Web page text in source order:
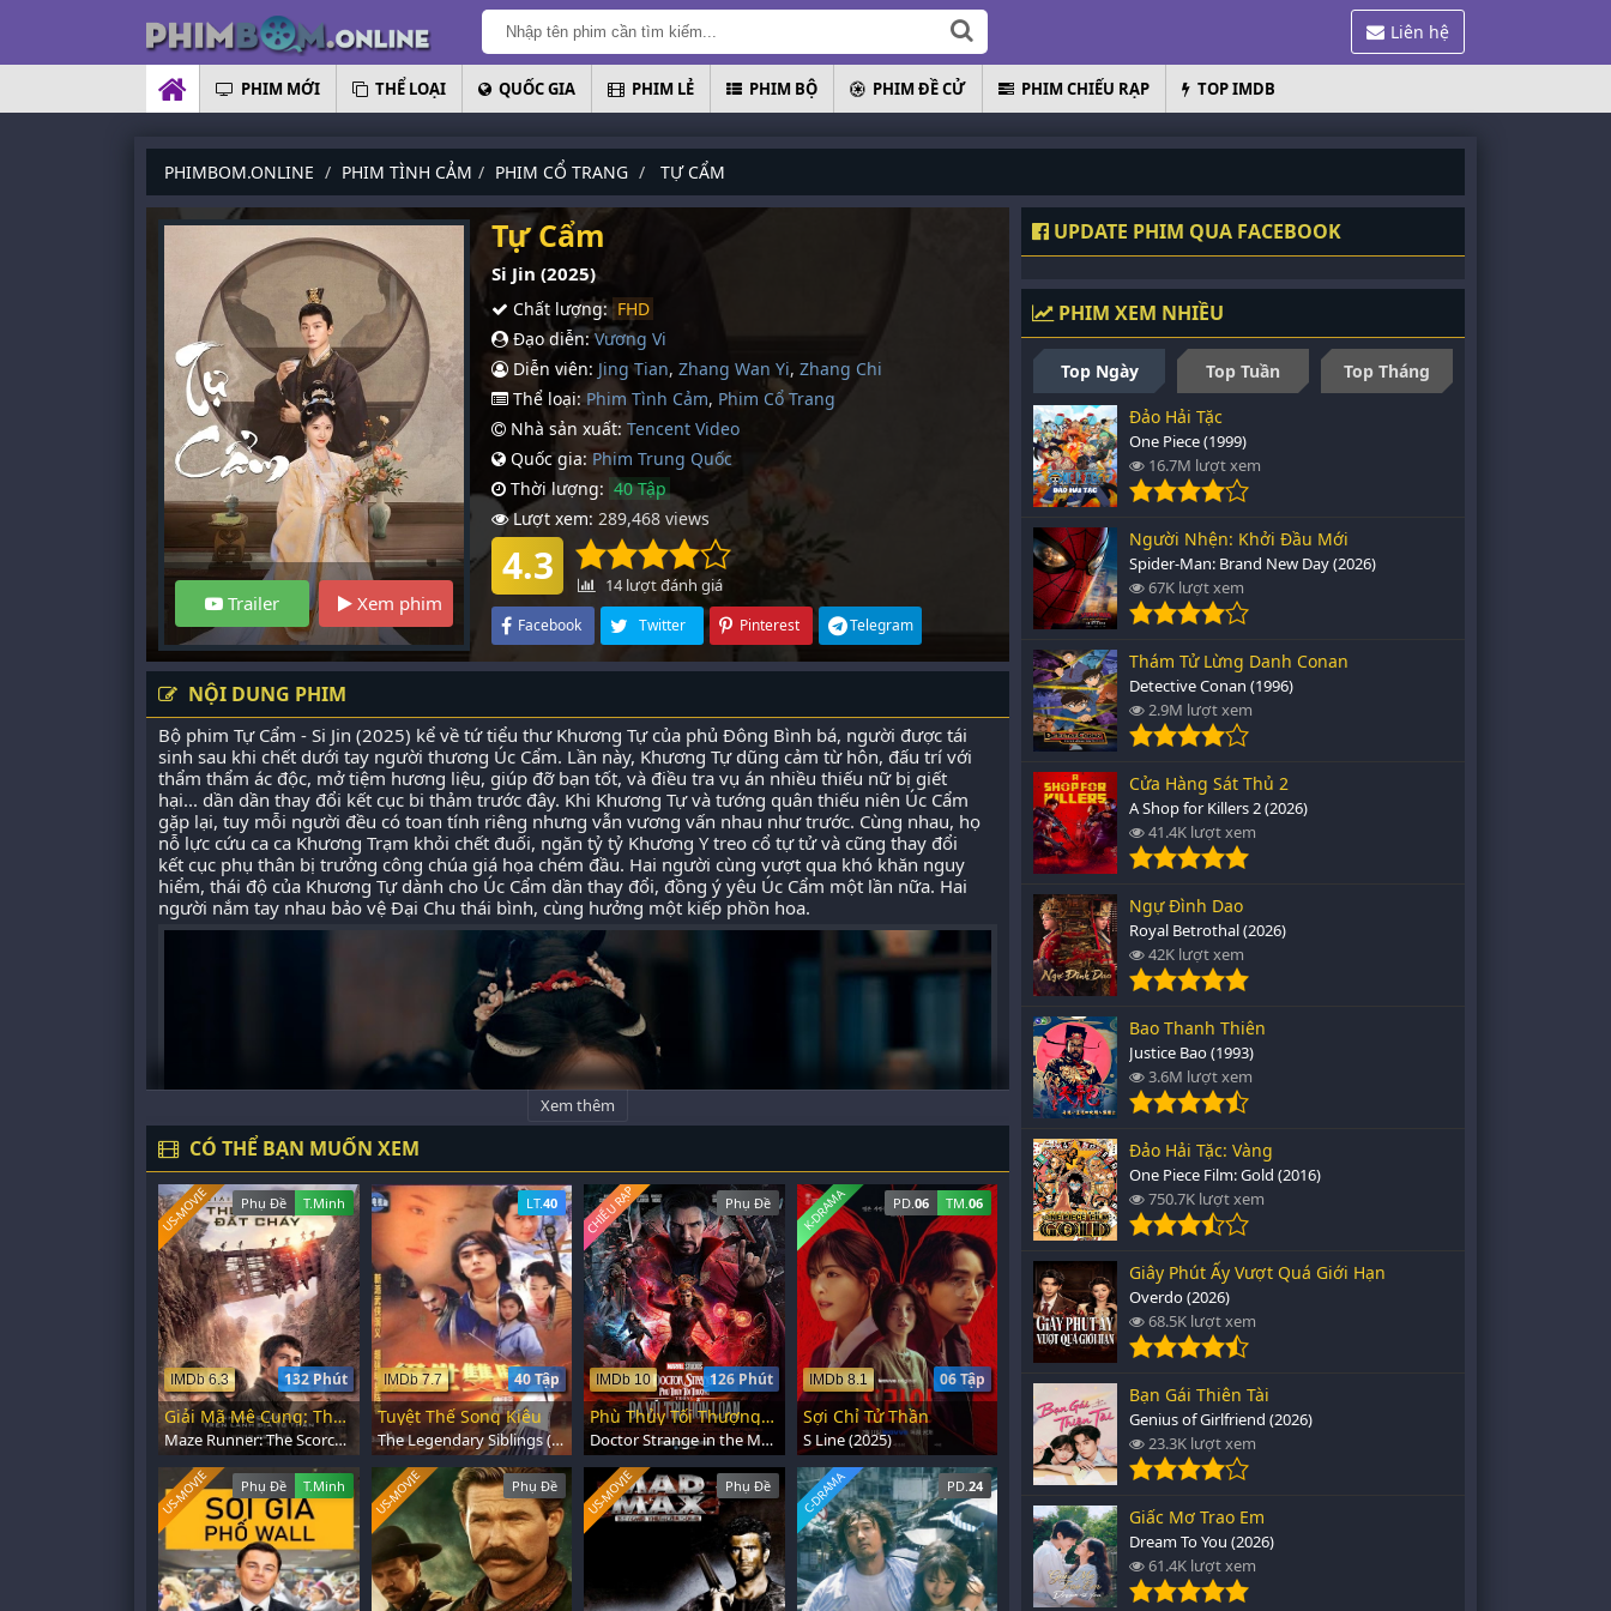
Liên hệ
PHIM MỚI THỂ LOẠI QUỐC GIA PHIM LẺ PHIM BỘ PHIM ĐỀ CỬ PHIM CHIẾU RẠP TOP IMDB
PHIMBOM.ONLINE PHIM TÌNH CẢM PHIM CỔ TRANG TỰ CẨM
Trailer Xem phim
Tự Cẩm
Si Jin (2025)
Chất lượng: FHD
Đạo diễn: Vương Vi
Diễn viên: Jing Tian, Zhang Wan Yi, Zhang Chi
Thể loại: Phim Tình Cảm, Phim Cổ Trang
Nhà sản xuất: Tencent Video
Quốc gia: Phim Trung Quốc
Thời lượng: 40 Tập
Lượt xem: 289,468 views
4.3 14lượt đánh giá
Facebook Twitter Pinterest Telegram
NỘI DUNG PHIM
Bộ phim Tự Cẩm - Si Jin (2025) kể về tứ tiểu thư Khương Tự của phủ Đông Bình bá, người được tái
sinh sau khi chết dưới tay người thương Úc Cẩm. Lần này, Khương Tự dũng cảm từ hôn, đấu trí với
thẩm thẩm ác độc, mở tiệm hương liệu, giúp đỡ bạn tốt, và điều tra vụ án nhiều thiếu nữ bị giết
hại... dần dần thay đổi kết cục bi thảm trước đây. Khi Khương Tự và tướng quân thiếu niên Úc Cẩm
gặp lại, tuy mỗi người đều có toan tính riêng nhưng vẫn vương vấn nhau như trước. Cùng nhau, họ
nỗ lực cứu ca ca Khương Trạm khỏi chết đuối, ngăn tỷ tỷ Khương Y treo cổ tự tử và cũng thay đổi
kết cục phụ thân bị trưởng công chúa giá họa chém đầu. Hai người cùng vượt qua khó khăn nguy
hiểm, thái độ của Khương Tự dành cho Úc Cẩm dần thay đổi, đồng ý yêu Úc Cẩm một lần nữa. Hai
người nắm tay nhau bảo vệ Đại Chu thái bình, cùng hưởng một kiếp phồn hoa.
Xem thêm
CÓ THỂ BẠN MUỐN XEM
Phụ Đề T.Minh
132 Phút
IMDb 6.3
US-MOVIE
Giải Mã Mê Cung: Thử Nghiệm Đất Cháy
Maze Runner: The Scorch Trials (2015)
LT.40
40 Tập
IMDb 7.7
Tuyệt Thế Song Kiêu
The Legendary Siblings (2002)
Phụ Đề
126 Phút
IMDb 10
CHIẾU RẠP
Phù Thủy Tối Thượng Trong Đa Vũ Trụ Hỗn Loạn
Doctor Strange in the Multiverse of Madness (2022)
PD. 06 TM. 06
06 Tập
IMDb 8.1
K-DRAMA
Sợi Chỉ Tử Thần
S Line (2025)
Phụ Đề T.Minh
US-MOVIE Phụ Đề
US-MOVIE Phụ Đề
US-MOVIE PD. 24
C-DRAMA
UPDATE PHIM QUA FACEBOOK
PHIM XEM NHIỀU
Top Ngày Top Tuần
Top Tháng
Đảo Hải Tặc
One Piece (1999)
16.7M lượt xem
Người Nhện: Khởi Đầu Mới
Spider-Man: Brand New Day (2026)
67K lượt xem
Thám Tử Lừng Danh Conan
Detective Conan (1996)
2.9M lượt xem
Cửa Hàng Sát Thủ 2
A Shop for Killers 2 (2026)
41.4K lượt xem
Ngự Đình Dao
Royal Betrothal (2026)
42K lượt xem
Bao Thanh Thiên
Justice Bao (1993)
3.6M lượt xem
Đảo Hải Tặc: Vàng
One Piece Film: Gold (2016)
750.7K lượt xem
Giây Phút Ấy Vượt Quá Giới Hạn
Overdo (2026)
68.5K lượt xem
Bạn Gái Thiên Tài
Genius of Girlfriend (2026)
23.3K lượt xem
Giấc Mơ Trao Em
Dream To You (2026)
61.4K lượt xem